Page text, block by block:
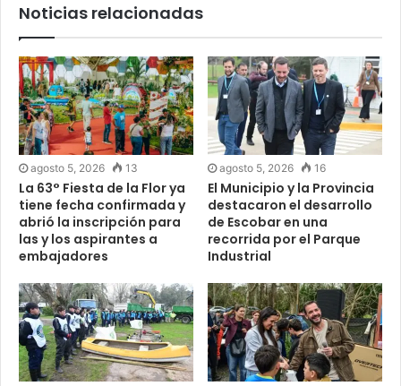
Noticias relacionadas
agosto 5, 2026 13
La 63° Fiesta de la Flor ya
tiene fecha confirmada y
abrió la inscripción para
las y los aspirantes a
embajadores
agosto 5, 2026 16
El Municipio y la Provincia
destacaron el desarrollo
de Escobar en una
recorrida por el Parque
Industrial